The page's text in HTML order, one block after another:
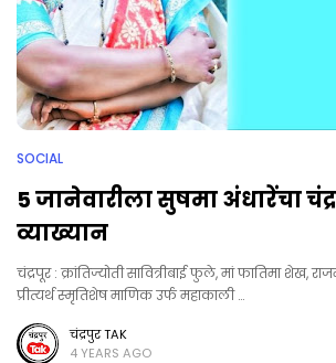
SOCIAL
5 जानेवारीला सुषमा अंधारेंचा
व्याख्यान
चंद्रपूर : क्रांतिज्योती सावित्रीबाई फुले, मां फातिमा शेख,
प्रीत्यर्थ स्मृतिशेष माणिक उर्फ महाकाली …
चंद्रपुर TAK
4 YEARS AGO